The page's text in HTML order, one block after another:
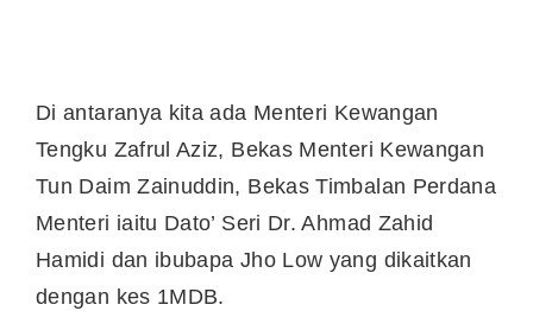
Di antaranya kita ada Menteri Kewangan
Tengku Zafrul Aziz, Bekas Menteri Kewangan
Tun Daim Zainuddin, Bekas Timbalan Perdana
Menteri iaitu Dato’ Seri Dr. Ahmad Zahid
Hamidi dan ibubapa Jho Low yang dikaitkan
dengan kes 1MDB.